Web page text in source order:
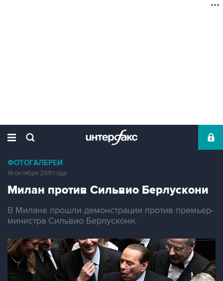
ФОТОГАЛЕРЕИ
14 октября 2011 года
Милан против Сильвио Берлускони
В Милане прошли демонстрации против премьер-
министра Сильвио Берлускони.